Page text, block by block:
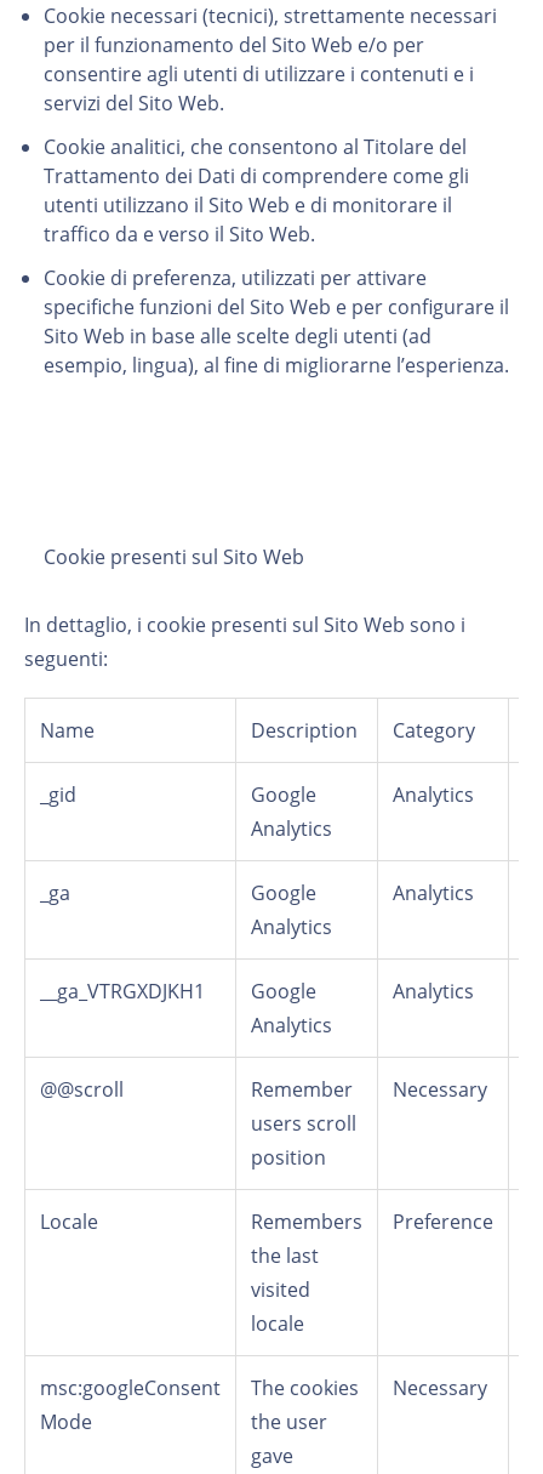
Cookie necessari (tecnici), strettamente necessari
per il funzionamento del Sito Web e/o per
consentire agli utenti di utilizzare i contenuti e i
servizi del Sito Web.
Cookie analitici, che consentono al Titolare del
Trattamento dei Dati di comprendere come gli
utenti utilizzano il Sito Web e di monitorare il
traffico da e verso il Sito Web.
Cookie di preferenza, utilizzati per attivare
specifiche funzioni del Sito Web e per configurare il
Sito Web in base alle scelte degli utenti (ad
esempio, lingua), al fine di migliorarne l’esperienza.
Cookie presenti sul Sito Web
In dettaglio, i cookie presenti sul Sito Web sono i
seguenti:
Name Description Category
_gid
Google
Analytics
Analytics
_ga
Google
Analytics
Analytics
__ga_VTRGXDJKH1
Google
Analytics
Analytics
@@scroll
Remember
users scroll
position
Necessary
Locale
Remembers
the last
visited
locale
Preference
msc:googleConsent
Mode
The cookies
the user
gave
Necessary